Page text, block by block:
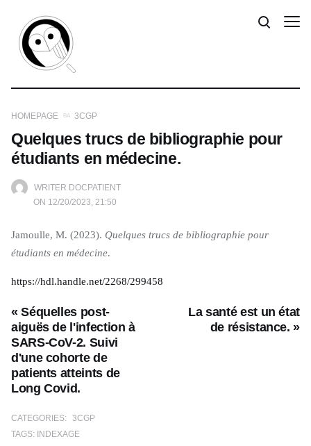
HOMEPAGE 3CGP
WRITER DOCPATIENT
ON 12/20/2023, 21:50
Quelques trucs de bibliographie pour
étudiants en médecine.
Jamoulle, M. (2023). Quelques trucs de bibliographie pour
étudiants en médecine.
https://hdl.handle.net/2268/299458
La santé est un état
de résistance. »
« Séquelles post-
aiguës de l'infection à
SARS-CoV-2. Suivi
d'une cohorte de
patients atteints de
Long Covid.
CATEGORIES:
3CGP
TAGS: INDEXAGE